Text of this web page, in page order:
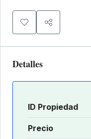
Detalles
ID Propiedad
Precio